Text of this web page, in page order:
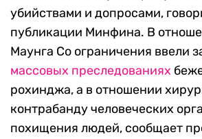
убийствами и допросами,
публикации Минфина. В
Маунга Со ограничения ввели
массовых преследованиях
рохинджа, а в отношении
контрабанду человеческих
похищения людей, сообщает